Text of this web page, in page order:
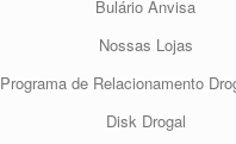
Bulário Anvisa
Nossas Lojas
Programa de Relacionamento
Disk Drogal